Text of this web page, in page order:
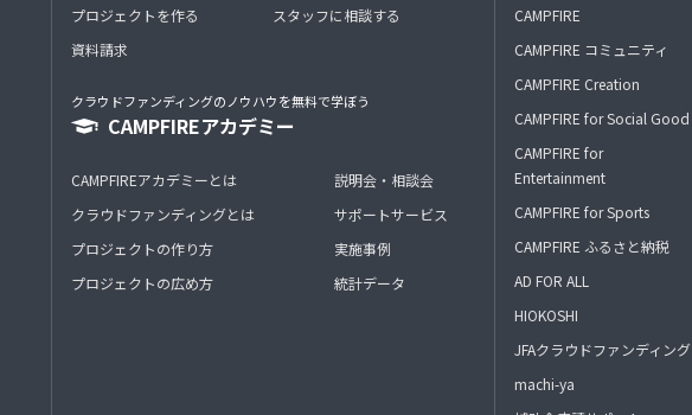
プロジェクトを作る
資料請求
スタッフに相談する
クラウドファンディングのノウハウを無料で学ぼう
CAMPFIREアカデミー
CAMPFIREアカデミーとは
クラウドファンディングとは
プロジェクトの作り方
プロジェクトの広め方
説明会・相談会
サポートサービス
実施事例
統計データ
CAMPFIRE
CAMPFIRE コミュニティ
CAMPFIRE Creation
CAMPFIRE for Social Good
CAMPFIRE for
Entertainment
CAMPFIRE for Sports
CAMPFIRE ふるさと納税
AD FOR ALL
HIOKOSHI
JFAクラウドファンディング
machi-ya